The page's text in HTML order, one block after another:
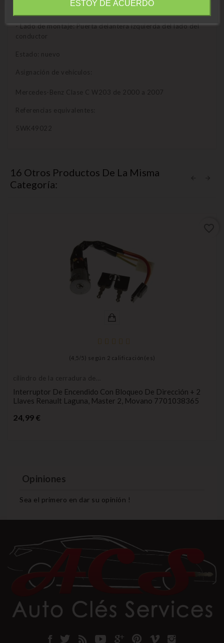
- 1 cilindro de cerradura de puerta
- Lado de montaje: Puerta delantera izquierda del lado del
conductor
Estado: nuevo
Asignación de vehículos:
Mercedes-Benz Clase C W203 de 2000 a 2007
Referencias equivalentes:
5WK49022
16 Otros Productos De La Misma
Categoría:
(4,5 / 5) según 2 calificación(es)
cilindro de la cerradura de
Interruptor De Encendido Con Bloqueo De Dirección + 2
Llaves Renault Laguna, Master 2, Movano 7701038365
24,99 €
Opiniones
Sea el primero en dar su opinión !
ESTOY DE ACUERDO
Information